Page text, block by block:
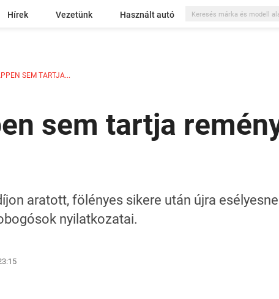
Hírek Vezetünk Használt autó
SEM TARTJA...
sem tartja
aratott, fölényes sikere után újra
nyilatkozatai.